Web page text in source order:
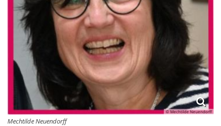
© Mechtilde Neuendorff
Mechtilde Neuendorff